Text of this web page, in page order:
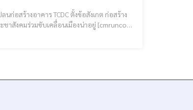
ก่อสร้างอาคาร TCDC ตั้งข้อสังเกต ก่อสร้าง
มขับเคลื่อนเมืองน่าอยู่ [cmruncode